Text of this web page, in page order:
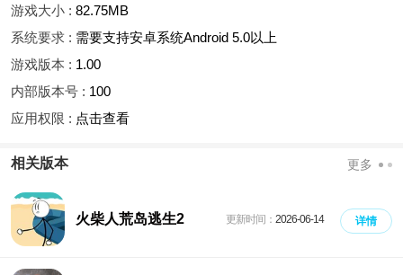
游戏大小 : 82.75MB
系统要求 : 需要支持安卓系统Android 5.0以上
游戏版本 : 1.00
内部版本号 : 100
应用权限 : 点击查看
相关版本 更多
火柴人荒岛逃生2 更新时间： 2026-06-14 详情